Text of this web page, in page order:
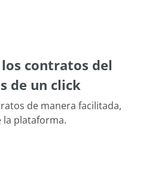
contratos del
de un click
de manera facilitada,
plataforma.